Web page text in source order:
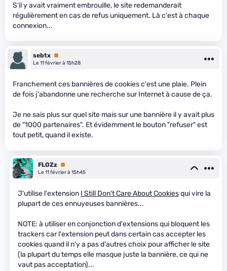
S'il y avait vraiment embrouille, le site redemanderait
régulièrement en cas de refus uniquement. Là c'est à chaque
connexion...
sebtx Premium
Le 11 février à 15h28
Franchement ces bannières de cookies c'est une plaie. Plein
de fois j'abandonne une recherche sur Internet à cause de ça.
Je ne sais plus sur quel site mais sur une bannière il y avait plus
de "1000 partenaires". Et évidemment le bouton "refuser" est
tout petit, quand il existe.
FLOZz Premium
Le 11 février à 15h45
J'utilise l'extension I Still Don't Care About Cookiesqui vire la
plupart de ces ennuyeuses bannières...
NOTE: à utiliser en conjonction d'extensions qui bloquent les
trackers car l'extension peut dans certain cas accepter les
cookies quand il n'y a pas d'autres choix pour afficher le site
(la plupart du temps elle masque juste la bannière, ce qui ne
vaut pas acceptation)...